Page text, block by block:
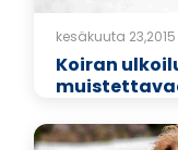
kesäkuuta 23,2015
Koiran